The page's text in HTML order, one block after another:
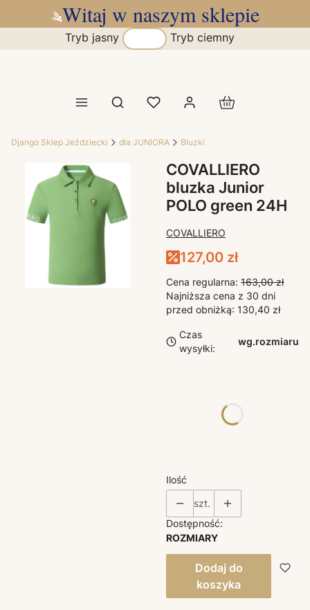
Witaj w naszym sklepie
Tryb jasny Tryb ciemny
Otwórz wyszukiwarkę Produkty w
Django Sklep Jeździecki dla JUNIORA Bluzki
COVALLIERO
bluzka Junior
POLO green 24H
COVALLIERO
127,00 zł
Cena regularna: 163,00 zł
Najniższa cena z 30 dni
przed obniżką: 130,40 zł
Czas
wysyłki:
wg.rozmiaru
Ilość
szt.
Dostępność:
ROZMIARY
Dodaj do
koszyka